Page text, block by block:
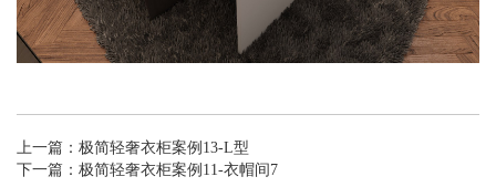
上一篇： 极简轻奢衣柜案例13-L型
下一篇： 极简轻奢衣柜案例11-衣帽间7